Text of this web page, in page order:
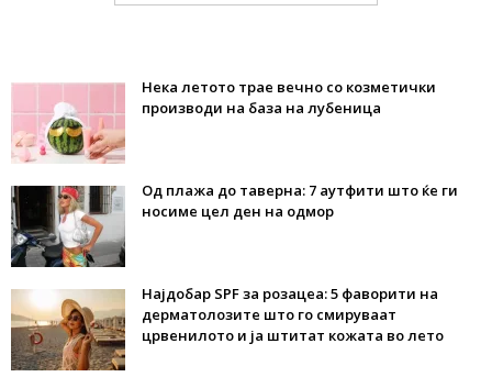
Нека летото трае вечно со козметички
производи на база на лубеница
Од плажа до таверна: 7 аутфити што ќе ги
носиме цел ден на одмор
Најдобар SPF за розацеа: 5 фаворити на
дерматолозите што го смируваат
црвенилото и ја штитат кожата во лето